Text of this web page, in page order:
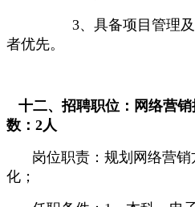
3、具备项目管理
者优先。
十二、招聘职位： 网络营
数： 2人
岗位职责： 规划网络营
化；